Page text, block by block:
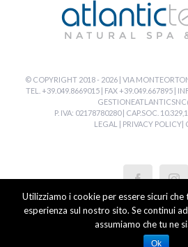
© COPYRIGHT 2018 - 2026 | VIA
TEL. +39.049.8669015 | FAX +39.049.667895 |
P. IVA: 02178780280 | CAP.SOC.
LEGAL
PRIVACY POLICY|
Utilizziamo i cookie per essere sicuri
esperienza sul nostro sito. Se continui
assumiamo che tu ne
Ok